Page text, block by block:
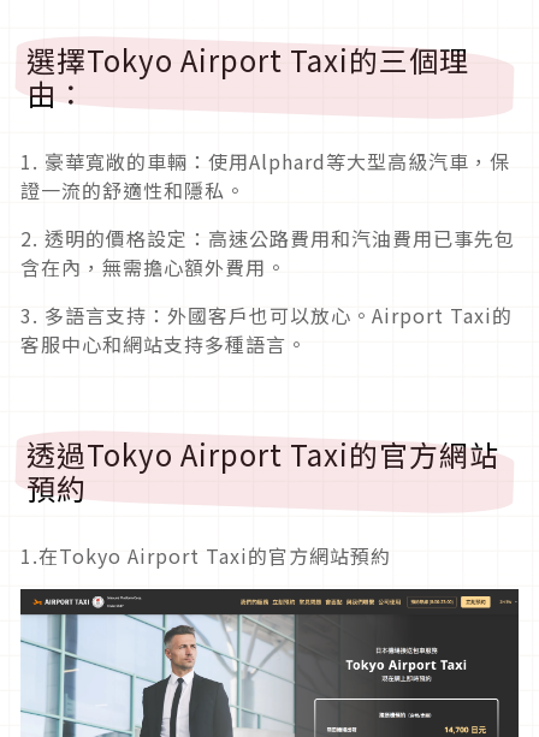
選擇Tokyo Airport Taxi的三個理
由：
1. 豪華寬敞的車輛：使用Alphard等大型高級汽車，保
證一流的舒適性和隱私。
2. 透明的價格設定：高速公路費用和汽油費用已事先包
含在內，無需擔心額外費用。
3. 多語言支持：外國客戶也可以放心。Airport Taxi的
客服中心和網站支持多種語言。
透過Tokyo Airport Taxi的官方網站
預約
1.在Tokyo Airport Taxi的官方網站預約